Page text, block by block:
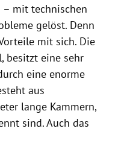
– mit technischen
gelöst. Denn
mit sich. Die
besitzt eine sehr
eine enorme
aus
lange Kammern,
sind. Auch das